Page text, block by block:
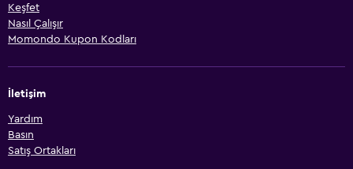
Keşfet
Nasıl Çalışır
Momondo Kupon Kodları
İletişim
Yardım
Basın
Satış Ortakları